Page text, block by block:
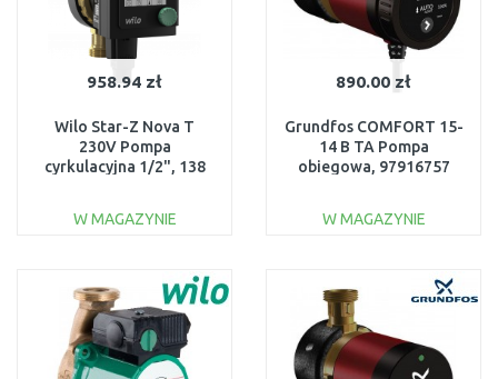
958.94 zł
Wilo Star-Z Nova T
230V Pompa
cyrkulacyjna 1/2", 138
W MAGAZYNIE
Do porównania
890.00 zł
Grundfos COMFORT 15-
14 B TA Pompa
obiegowa, 97916757
W MAGAZYNIE
Do porównania